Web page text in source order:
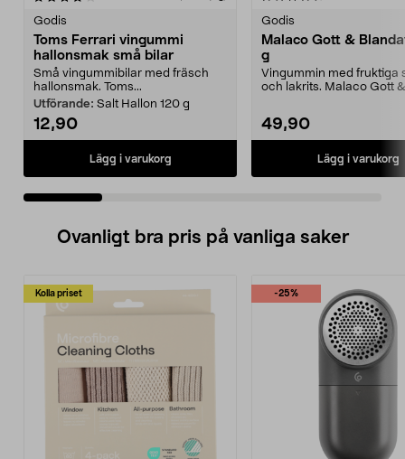
Godis
Toms Ferrari vingummi
hallonsmak små bilar
Små vingummibilar med fräsch
hallonsmak. Toms...
Utförande: Salt Hallon 120 g
12,90
Lägg i varukorg
Godis
Malaco Gott &
g
Vingummin med fruktiga
och lakrits. Malaco Gott
49,90
Lägg i varukorg
Ovanligt bra pris på vanliga saker
Kolla priset -25%